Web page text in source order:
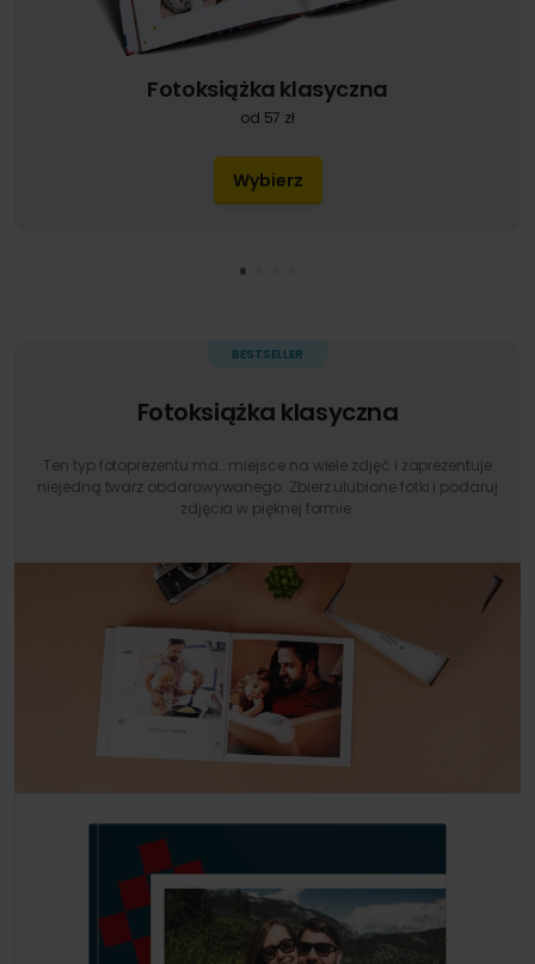
Fotoksiążka klasyczna
od 57 zł
Wybierz
Fotoksiążka klasyczna
Ten typ fotoprezentu ma… miejsce na wiele zdjęć i zaprezentuje
niejedną twarz obdarowywanego. Zbierz ulubione fotki i podaruj
zdjęcia w pięknej formie.